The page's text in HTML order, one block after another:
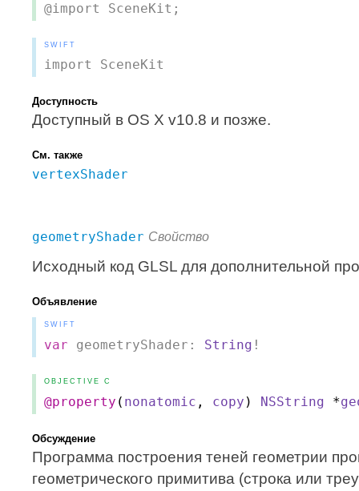
@import SceneKit;
SWIFT
import SceneKit
Доступность
Доступный в OS X v10.8 и позже.
См. также
vertexShader
geometryShader Свойство
Исходный код GLSL для дополнительной
Объявление
SWIFT
var geometryShader: String !
OBJECTIVE C
@property ( nonatomic , copy ) NSString *
Обсуждение
Программа построения теней геометрии
геометрического примитива (строка или